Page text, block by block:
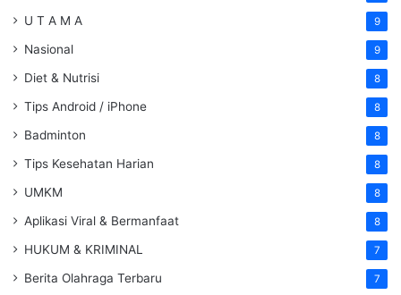
U T A M A 9
Nasional 9
Diet & Nutrisi 8
Tips Android / iPhone 8
Badminton 8
Tips Kesehatan Harian 8
UMKM 8
Aplikasi Viral & Bermanfaat 8
HUKUM & KRIMINAL 7
Berita Olahraga Terbaru 7